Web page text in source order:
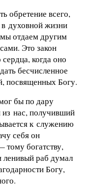
обретение всего,
в духовной жизни
отдаем другим
Это закон
когда оно
бесчисленное
посвященных Богу.
бы по дару
нас, получивший
к служению
себя он
богатству,
ленивый раб думал
Богу,